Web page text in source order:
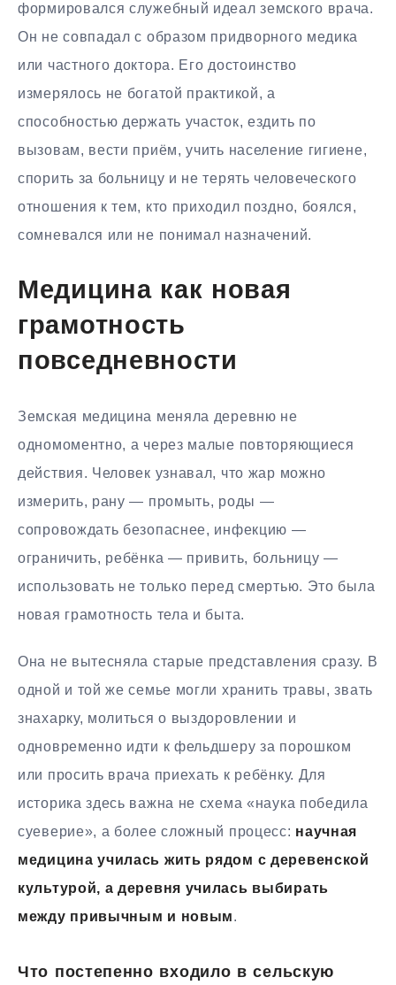
формировался служебный идеал земского врача.
Он не совпадал с образом придворного медика
или частного доктора. Его достоинство
измерялось не богатой практикой, а
способностью держать участок, ездить по
вызовам, вести приём, учить население гигиене,
спорить за больницу и не терять человеческого
отношения к тем, кто приходил поздно, боялся,
сомневался или не понимал назначений.
Медицина как новая
грамотность
повседневности
Земская медицина меняла деревню не
одномоментно, а через малые повторяющиеся
действия. Человек узнавал, что жар можно
измерить, рану — промыть, роды —
сопровождать безопаснее, инфекцию —
ограничить, ребёнка — привить, больницу —
использовать не только перед смертью. Это была
новая грамотность тела и быта.
Она не вытесняла старые представления сразу. В
одной и той же семье могли хранить травы, звать
знахарку, молиться о выздоровлении и
одновременно идти к фельдшеру за порошком
или просить врача приехать к ребёнку. Для
историка здесь важна не схема «наука победила
суеверие», а более сложный процесс: научная
медицина училась жить рядом с деревенской
культурой, а деревня училась выбирать
между привычным и новым.
Что постепенно входило в сельскую